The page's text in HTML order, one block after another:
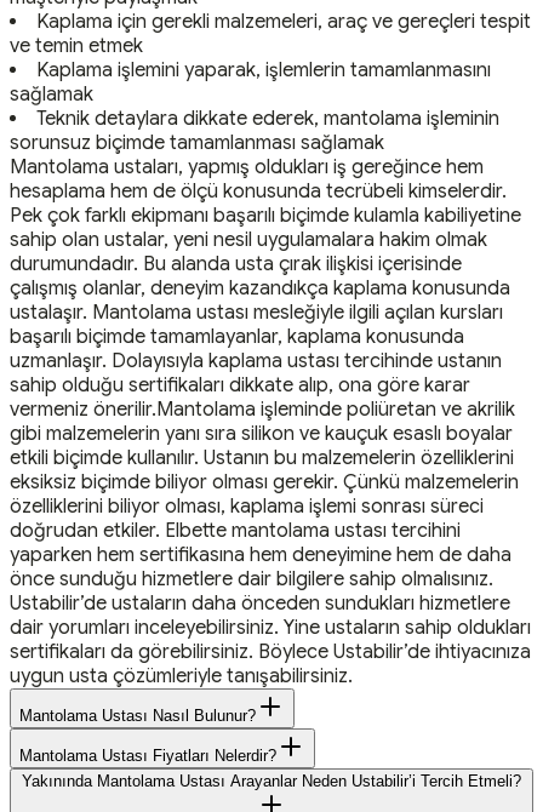
Kaplama için gerekli malzemeleri, araç ve gereçleri tespit
ve temin etmek
Kaplama işlemini yaparak, işlemlerin tamamlanmasını
sağlamak
Teknik detaylara dikkate ederek, mantolama işleminin
sorunsuz biçimde tamamlanması sağlamak
Mantolama ustaları, yapmış oldukları iş gereğince hem
hesaplama hem de ölçü konusunda tecrübeli kimselerdir.
Pek çok farklı ekipmanı başarılı biçimde kulamla kabiliyetine
sahip olan ustalar, yeni nesil uygulamalara hakim olmak
durumundadır. Bu alanda usta çırak ilişkisi içerisinde
çalışmış olanlar, deneyim kazandıkça kaplama konusunda
ustalaşır. Mantolama ustası mesleğiyle ilgili açılan kursları
başarılı biçimde tamamlayanlar, kaplama konusunda
uzmanlaşır. Dolayısıyla kaplama ustası tercihinde ustanın
sahip olduğu sertifikaları dikkate alıp, ona göre karar
vermeniz önerilir.Mantolama işleminde poliüretan ve akrilik
gibi malzemelerin yanı sıra silikon ve kauçuk esaslı boyalar
etkili biçimde kullanılır. Ustanın bu malzemelerin özelliklerini
eksiksiz biçimde biliyor olması gerekir. Çünkü malzemelerin
özelliklerini biliyor olması, kaplama işlemi sonrası süreci
doğrudan etkiler. Elbette mantolama ustası tercihini
yaparken hem sertifikasına hem deneyimine hem de daha
önce sunduğu hizmetlere dair bilgilere sahip olmalısınız.
Ustabilir’de ustaların daha önceden sundukları hizmetlere
dair yorumları inceleyebilirsiniz. Yine ustaların sahip oldukları
sertifikaları da görebilirsiniz. Böylece Ustabilir’de ihtiyacınıza
uygun usta çözümleriyle tanışabilirsiniz.
Mantolama Ustası Nasıl Bulunur?
Mantolama Ustası Fiyatları Nelerdir?
Yakınında Mantolama Ustası Arayanlar Neden Ustabilir’i Tercih Etmeli?